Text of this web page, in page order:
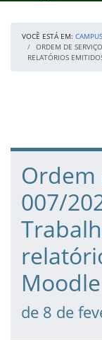
VOCÊ ESTÁ EM:
ORDEM DE
RELATÓRIOS
Fim da
Início do
Ordem
007/
Moodle
de 8 de